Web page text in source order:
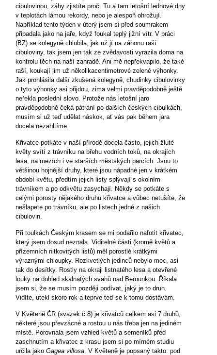
cibulovinou, záhy zjistíte proč. Tu a tam letošní lednové dny
v teplotách lámou rekordy, nebo je alespoň ohrožují.
Například tento týden v úterý jsem si před soumrakem
připadala jako na jaře, když foukal teplý jižní vítr. V práci
(BZ) se kolegyně chlubila, jak už jí na záhonu raší
cibuloviny, tak jsem jen tak ze zvědavosti vyrazila doma na
kontrolu těch na naší zahradě. Ani mě nepřekvapilo, že také
raší, koukají jim už několikacentimetrové zelené výhonky.
Jak prohlásila další zkušená kolegyně, chudinky cibulovinky
o tyto výhonky asi přijdou, zima velmi pravděpodobně ještě
neřekla poslední slovo. Protože nás letošní jaro
pravděpodobně čeká pátrání po dalších českých cibulkách,
musím si už teď udělat náskok, ať vás pak během jara
docela nezahltíme.
Křivatce potkáte v naší přírodě docela často, jejich žluté
květy svítí z trávníku na břehu vodních toků, na okrajích
lesa, na mezích i ve starších městských parcích. Jsou to
většinou hojnější druhy, které jsou nápadné jen v krátkém
období květu, předtím jejich listy splývají s okolním
trávníkem a po odkvětu zasychají. Někdy se potkáte s
celými porosty nějakého druhu křivatce a vůbec netušíte, že
nešlapete po trávníku, ale po listech jedné z našich
cibulovin.
Při toulkách Českým krasem se mi podařilo nafotit křivatec,
který jsem dosud neznala. Viditelné části (kromě květů a
přízemních nitkovitých listů) měl porostlé krátkými
výraznými chloupky. Rozkvetlých jedinců nebylo moc, asi
tak do desítky. Rostly na okraji listnatého lesa a otevřené
louky na dohled skalnatých svahů nad Berounkou. Říkala
jsem si, že se musím později podívat, jaký je to druh.
Vidíte, utekl skoro rok a teprve teď se k tomu dostávám.
V Květeně ČR (svazek č.8) je křivatců celkem asi 7 druhů,
některé jsou převzácné a rostou u nás třeba jen na jediném
místě. Porovnala jsem vzhled květů a semeníků před
zaschnutím a křivatec z krasu jsem si po mírném studiu
určila jako Gagea villosa. V Květeně je popsaný takto: pod